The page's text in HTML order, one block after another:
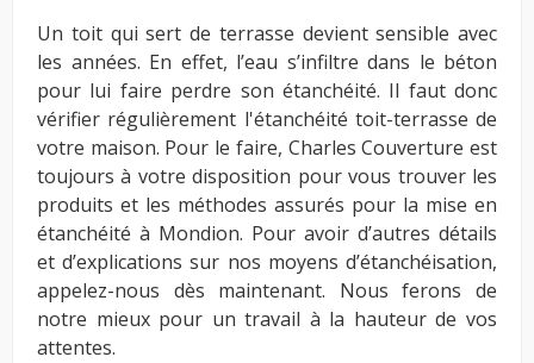
Un toit qui sert de terrasse devient sensible avec
les années. En effet, l’eau s’infiltre dans le béton
pour lui faire perdre son étanchéité. Il faut donc
vérifier régulièrement l'étanchéité toit-terrasse de
votre maison. Pour le faire, Charles Couverture est
toujours à votre disposition pour vous trouver les
produits et les méthodes assurés pour la mise en
étanchéité à Mondion. Pour avoir d’autres détails
et d’explications sur nos moyens d’étanchéisation,
appelez-nous dès maintenant. Nous ferons de
notre mieux pour un travail à la hauteur de vos
attentes.